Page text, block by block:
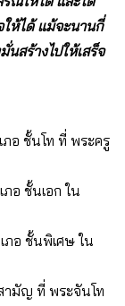
ห้ได้ แม้จะนานกี่
สร้างไปให้เสร็จ
อ ชั้นโท ที่ พระครู
อ ชั้นเอก ใน
อ ชั้นพิเศษ ใน
มัญ ที่ พระจันโท